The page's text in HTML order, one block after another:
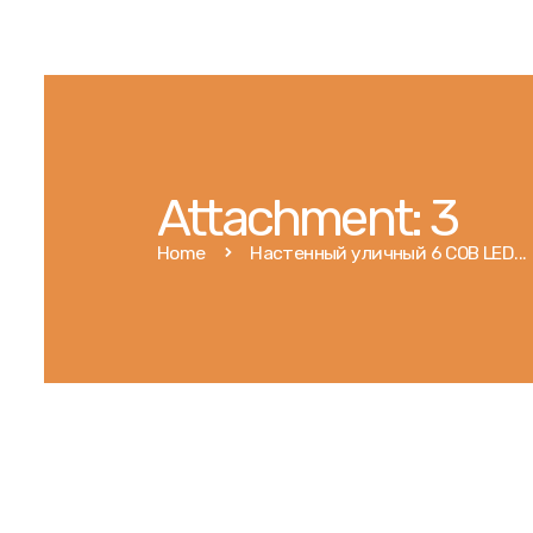
Attachment: 3
Home Настенный уличный 6 COB LED...